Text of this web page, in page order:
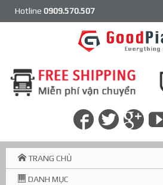
Hotline 0909.570.507
TRANG CHỦ
DANH MỤC